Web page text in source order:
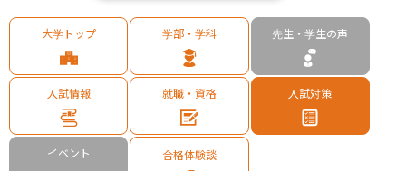
大学トップ 学部・学科 先生・学生の声
入試情報 就職・資格 入試対策
イベント 合格体験談